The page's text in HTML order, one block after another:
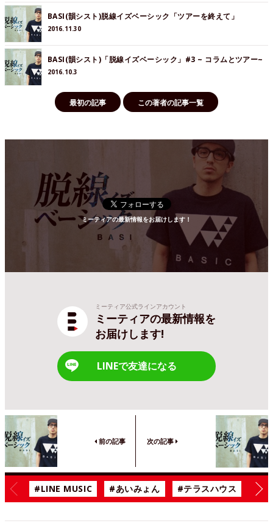
BASI(韻シスト)脱線イズベーシック「ツアーを終えて」
2016.11.30
BASI(韻シスト)「脱線イズベーシック」#3 ~ コラムとツアー~
2016.10.3
最初の記事 この著者の記事一覧
ミーティアの最新情報をお届けします！
ミーティア公式ラインアカウント
ミーティアの最新情報を
お届けします!
LINEで友達になる
前の記事 次の記事
#LINE MUSIC #あいみょん #テラスハウス #漫